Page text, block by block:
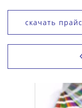
скачать прайс